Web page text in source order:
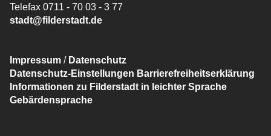
Telefax 0711 - 70 03 - 3 77
stadt@filderstadt.de
Impressum / Datenschutz
Datenschutz-Einstellungen Barrierefreiheitserklärung
Informationen zu Filderstadt in leichter Sprache
Gebärdensprache